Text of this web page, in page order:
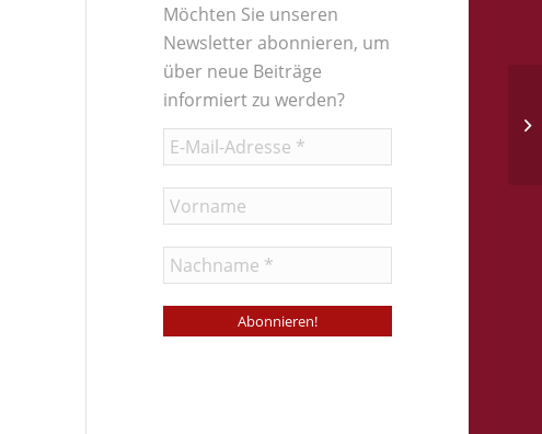
Möchten Sie unseren
Newsletter abonnieren, um
über neue Beiträge
informiert zu werden?